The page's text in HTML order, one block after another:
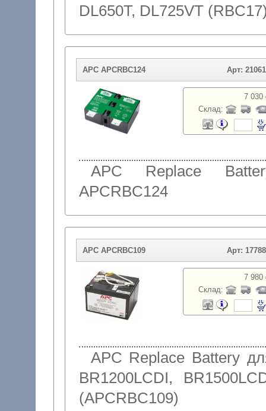
DL650T, DL725VT
APC APCRBC124 Арт:
7 030
Склад:
APC Replace
APCRBC124
APC APCRBC109 Арт:
7 980
Склад:
APC Replace Battery
BR1200LCDI,
(APCRBC109)